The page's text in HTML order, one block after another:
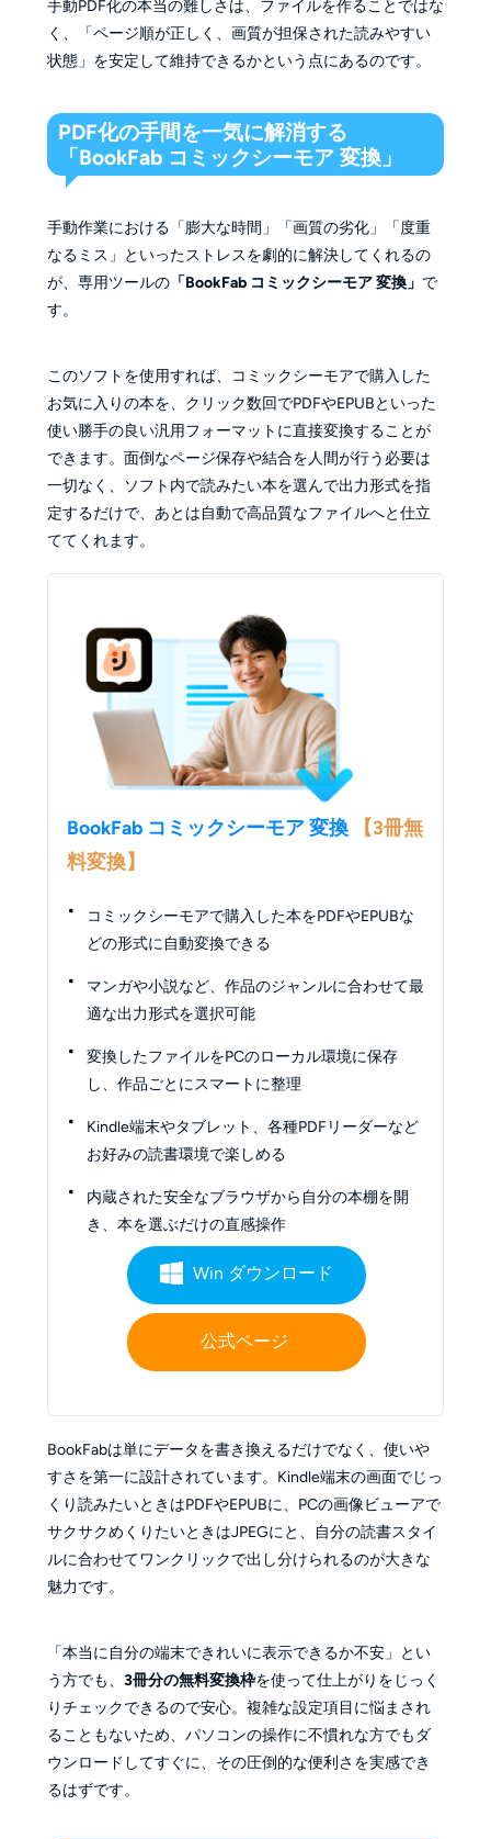
手動PDF化の本当の難しさは、ファイルを作ることではな
く、「ページ順が正しく、画質が担保された読みやすい
状態」を安定して維持できるかという点にあるのです。
PDF化の手間を一気に解消する
「BookFab コミックシーモア 変換」
手動作業における「膨大な時間」「画質の劣化」「度重
なるミス」といったストレスを劇的に解決してくれるの
が、専用ツールの「BookFab コミックシーモア 変換」 で
す。
このソフトを使用すれば、コミックシーモアで購入した
お気に入りの本を、クリック数回でPDFやEPUBといった
使い勝手の良い汎用フォーマットに直接変換することが
できます。面倒なページ保存や結合を人間が行う必要は
一切なく、ソフト内で読みたい本を選んで出力形式を指
定するだけで、あとは自動で高品質なファイルへと仕立
ててくれます。
BookFab コミックシーモア 変換
【3冊無
料変換】
コミックシーモアで購入した本をPDFやEPUBな
どの形式に自動変換できる
マンガや小説など、作品のジャンルに合わせて最
適な出力形式を選択可能
変換したファイルをPCのローカル環境に保存
し、作品ごとにスマートに整理
Kindle端末やタブレット、各種PDFリーダーなど
お好みの読書環境で楽しめる
内蔵された安全なブラウザから自分の本棚を開
き、本を選ぶだけの直感操作
Win ダウンロード
公式ページ
BookFabは単にデータを書き換えるだけでなく、使いや
すさを第一に設計されています。Kindle端末の画面でじっ
くり読みたいときはPDFやEPUBに、PCの画像ビューアで
サクサクめくりたいときはJPEGにと、自分の読書スタイ
ルに合わせてワンクリックで出し分けられるのが大きな
魅力です。
「本当に自分の端末できれいに表示できるか不安」とい
う方でも、 3冊分の無料変換枠を使って仕上がりをじっく
りチェックできるので安心。複雑な設定項目に悩まされ
ることもないため、パソコンの操作に不慣れな方でもダ
ウンロードしてすぐに、その圧倒的な便利さを実感でき
るはずです。